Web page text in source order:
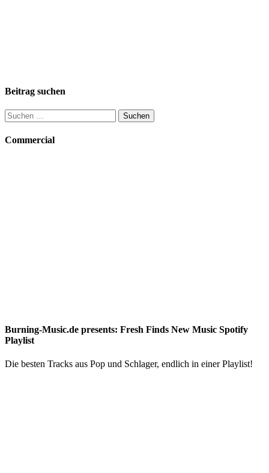
Beitrag suchen
Suchen
nach:
Commercial
Burning-Music.de presents: Fresh Finds New Music Spotify
Playlist
Die besten Tracks aus Pop und Schlager, endlich in einer Playlist!